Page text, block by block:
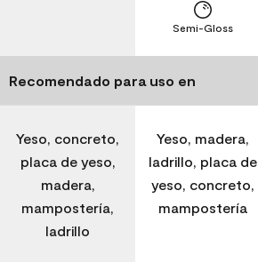
Semi-Gloss
Recomendado para uso en
Yeso, concreto,
placa de yeso,
madera,
mampostería,
ladrillo
Yeso, madera,
ladrillo, placa de
yeso, concreto,
mampostería